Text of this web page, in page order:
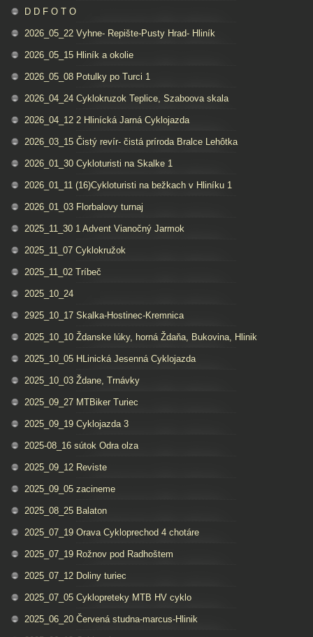
D D F O T O
2026_05_22 Vyhne- Repište-Pusty Hrad- Hliník
2026_05_15 Hliník a okolie
2026_05_08 Potulky po Turci 1
2026_04_24 Cyklokruzok Teplice, Szaboova skala
2026_04_12 2 Hlinícká Jarná Cyklojazda
2026_03_15 Čistý revír- čistá príroda Bralce Lehôtka
2026_01_30 Cykloturisti na Skalke 1
2026_01_11 (16)Cykloturisti na bežkach v Hliníku 1
2026_01_03 Florbalovy turnaj
2025_11_30 1 Advent Vianočný Jarmok
2025_11_07 Cyklokružok
2025_11_02 Tríbeč
2025_10_24
2925_10_17 Skalka-Hostinec-Kremnica
2025_10_10 Ždanske lúky, horná Ždaňa, Bukovina, Hlinik
2025_10_05 HLinická Jesenná Cyklojazda
2025_10_03 Ždane, Trnávky
2025_09_27 MTBiker Turiec
2025_09_19 Cyklojazda 3
2025-08_16 sútok Odra olza
2025_09_12 Reviste
2025_09_05 zacineme
2025_08_25 Balaton
2025_07_19 Orava Cykloprechod 4 chotáre
2025_07_19 Rožnov pod Radhoštem
2025_07_12 Doliny turiec
2025_07_05 Cyklopreteky MTB HV cyklo
2025_06_20 Červená studna-marcus-Hlinik